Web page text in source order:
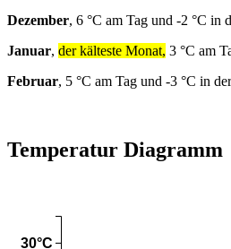
Dezember, 6 °C am Tag und -2 °C in
Januar, der kälteste Monat, 3 °C am
Februar, 5 °C am Tag und -3 °C in
Temperatur Diagramm